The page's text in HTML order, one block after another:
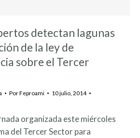
detectan lagunas
de la ley de
sobre el Tercer
PorFeproami
10 julio, 2014
organizada este miércoles
del Tercer Sector para